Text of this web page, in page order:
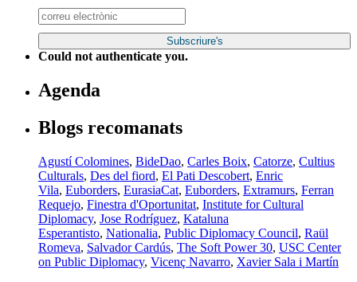
Could not authenticate you.
Agenda
Blogs recomanats
Agustí Colomines, BideDao, Carles Boix, Catorze, Cultius
Culturals, Des del fiord, El Pati Descobert, Enric
Vila, Euborders, EurasiaCat, Euborders, Extramurs, Ferran
Requejo, Finestra d'Oportunitat, Institute for Cultural
Diplomacy, Jose Rodríguez, Kataluna
Esperantisto, Nationalia, Public Diplomacy Council, Raül
Romeva, Salvador Cardús, The Soft Power 30, USC Center
on Public Diplomacy, Vicenç Navarro, Xavier Sala i Martín